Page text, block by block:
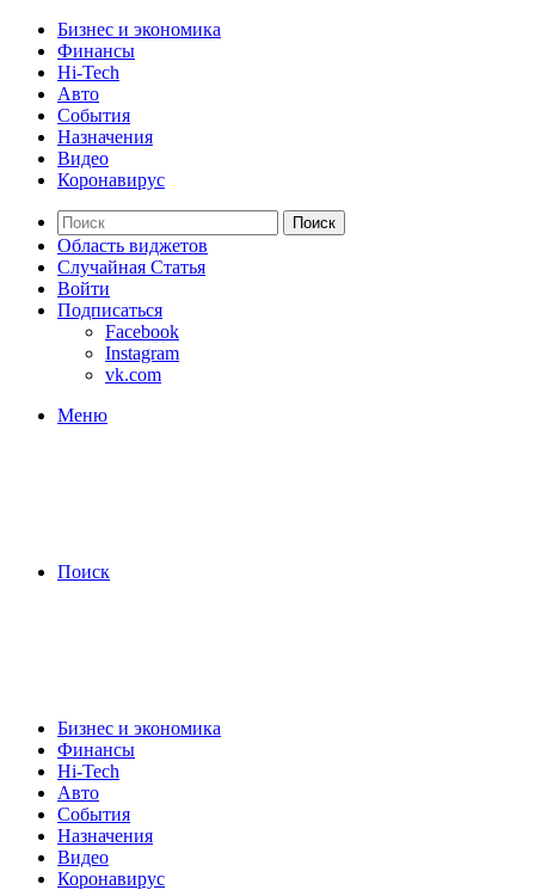
Бизнес и экономика
Финансы
Hi-Tech
Авто
События
Назначения
Видео
Коронавирус
Поиск
Область виджетов
Случайная Статья
Войти
Подписаться
Facebook
Instagram
vk.com
Меню
Поиск
Бизнес и экономика
Финансы
Hi-Tech
Авто
События
Назначения
Видео
Коронавирус